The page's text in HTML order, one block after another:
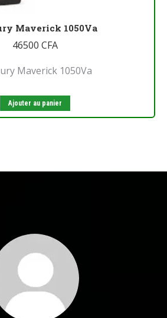
Maverick 1050Va
46500 CFA
Maverick 1050Va
Ajouter au panier